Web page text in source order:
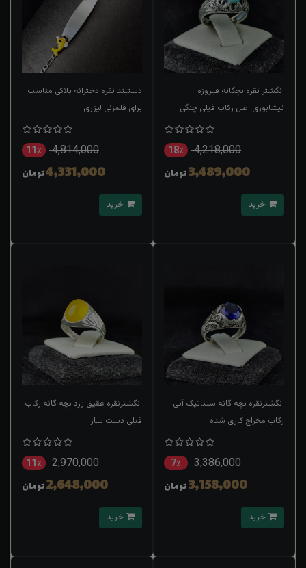
انگشتر نقره بچگانه فیروزه
نیشابوری اصل رکاب فیلی چنگی
4,218,000 18٪
3,489,000تومان
دستبند نقره دخترانه پلاکی مناسب
برای قلمزنی لیزری
4,814,000 11٪
4,331,000تومان
انگشترنقره بچه گانه سنتاتیک آبی
رکاب مخراج کاری شده
3,386,000 7٪
3,158,000تومان
انگشترنقره عقیق زرد بچه گانه رکاب
فیلی دست ساز
2,970,000 11٪
2,648,000تومان